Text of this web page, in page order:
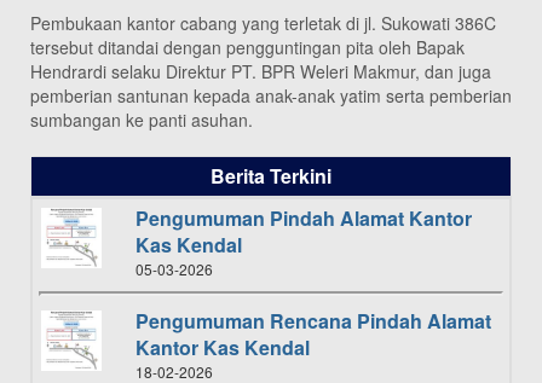
Pembukaan kantor cabang yang terletak di jl. Sukowati 386C
tersebut ditandai dengan pengguntingan pita oleh Bapak
Hendrardi selaku Direktur PT. BPR Weleri Makmur, dan juga
pemberian santunan kepada anak-anak yatim serta pemberian
sumbangan ke panti asuhan.
Berita Terkini
Pengumuman Pindah Alamat Kantor
Kas Kendal
05-03-2026
Pengumuman Rencana Pindah Alamat
Kantor Kas Kendal
18-02-2026